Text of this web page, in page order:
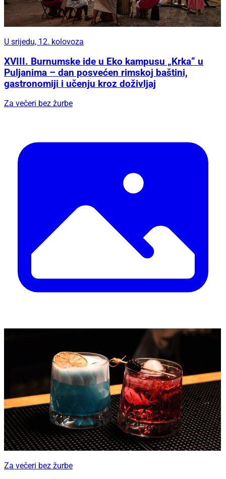
U srijedu, 12. kolovoza
XVIII. Burnumske ide u Eko kampusu „Krka“ u
Puljanima – dan posvećen rimskoj baštini,
gastronomiji i učenju kroz doživljaj
Za večeri bez žurbe
Za večeri bez žurbe